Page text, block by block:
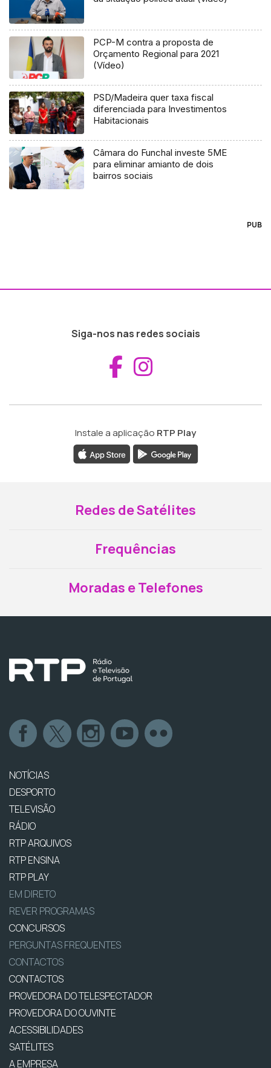
PCP-M contra a proposta de
Orçamento Regional para 2021
(Vídeo)
PSD/Madeira quer taxa fiscal
diferenciada para Investimentos
Habitacionais
Câmara do Funchal investe 5ME
para eliminar amianto de dois
bairros sociais
PUB
Siga-nos nas redes sociais
Aceder ao
Instale a aplicação RTP Play
Redes de Satélites
Frequências
Moradas e Telefones
NOTÍCIAS
DESPORTO
TELEVISÃO
RÁDIO
RTP ARQUIVOS
RTP ENSINA
RTP PLAY
EM DIRETO
REVER PROGRAMAS
CONCURSOS
PERGUNTAS FREQUENTES
CONTACTOS
CONTACTOS
PROVEDORA DO TELESPECTADOR
PROVEDORA DO OUVINTE
ACESSIBILIDADES
SATÉLITES
A EMPRESA